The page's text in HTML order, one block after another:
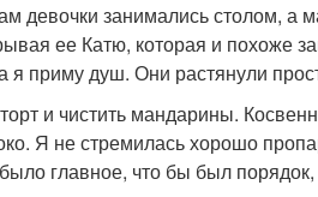
девочки занимались столом,
ее Катю, которая и похоже
приму душ. Они растянули
и чистить мандарины.
Я не стремилась хорошо
главное, что бы был